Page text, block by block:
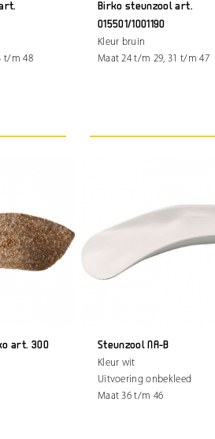
t/m 48
Birko steunzool art.
015501/1001190
Kleur bruin
Maat 24 t/m 29, 31 t/m 47
art. 300
Steunzool NA-B
Kleur wit
Uitvoering onbekleed
Maat 36 t/m 46